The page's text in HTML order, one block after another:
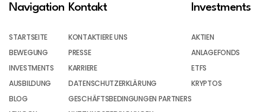
Navigation
STARTSEITE
BEWEGUNG
INVESTMENTS
AUSBILDUNG
BLOG
Kontakt
KONTAKTIERE UNS
PRESSE
KARRIERE
DATENSCHUTZERKLÄRUNG
GESCHÄFTSBEDINGUNGEN PARTNERS
Investments
AKTIEN
ANLAGEFONDS
ETFS
KRYPTOS